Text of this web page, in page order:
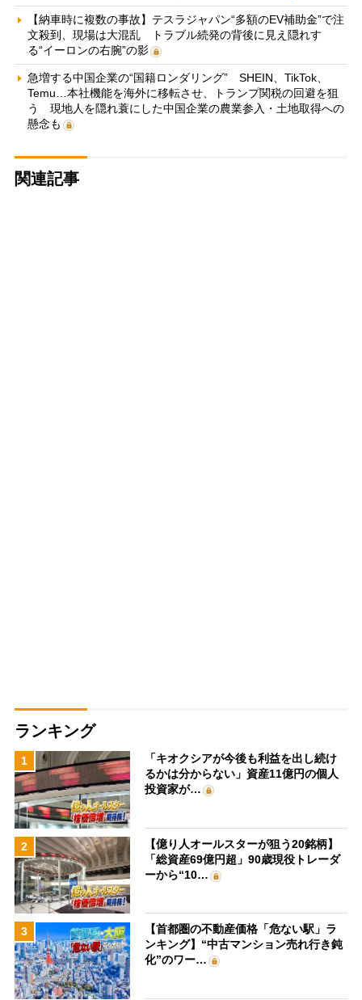
【納車時に複数の事故】テスラジャパン“多額のEV補助金”で注
文殺到、現場は大混乱 トラブル続発の背後に見え隠れす
る“イーロンの右腕”の影
急増する中国企業の“国籍ロンダリング” SHEIN、TikTok、
Temu…本社機能を海外に移転させ、トランプ関税の回避を狙
う 現地人を隠れ蓑にした中国企業の農業参入・土地取得への
懸念も
関連記事
ランキング
1
「キオクシアが今後も利益を出し続け
るかは分からない」資産11億円の個人
投資家が…
2
【億り人オールスターが狙う20銘柄】
「総資産69億円超」90歳現役トレーダ
ーから“10…
3
【首都圏の不動産価格「危ない駅」ラ
ンキング】“中古マンション売れ行き鈍
化”のワー…